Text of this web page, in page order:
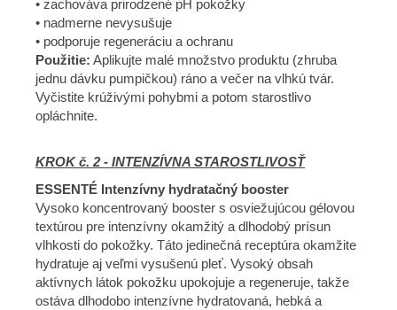
• zachováva prirodzené pH pokožky
• nadmerne nevysušuje
• podporuje regeneráciu a ochranu
Použitie: Aplikujte malé množstvo produktu (zhruba
jednu dávku pumpičkou) ráno a večer na vlhkú tvár.
Vyčistite krúživými pohybmi a potom starostlivo
opláchnite.
KROK č. 2 - INTENZÍVNA STAROSTLIVOSŤ
ESSENTÉ Intenzívny hydratačný booster
Vysoko koncentrovaný booster s osviežujúcou gélovou
textúrou pre intenzívny okamžitý a dlhodobý prísun
vlhkosti do pokožky. Táto jedinečná receptúra okamžite
hydratuje aj veľmi vysušenú pleť. Vysoký obsah
aktívnych látok pokožku upokojuje a regeneruje, takže
ostáva dlhodobo intenzívne hydratovaná, hebká a